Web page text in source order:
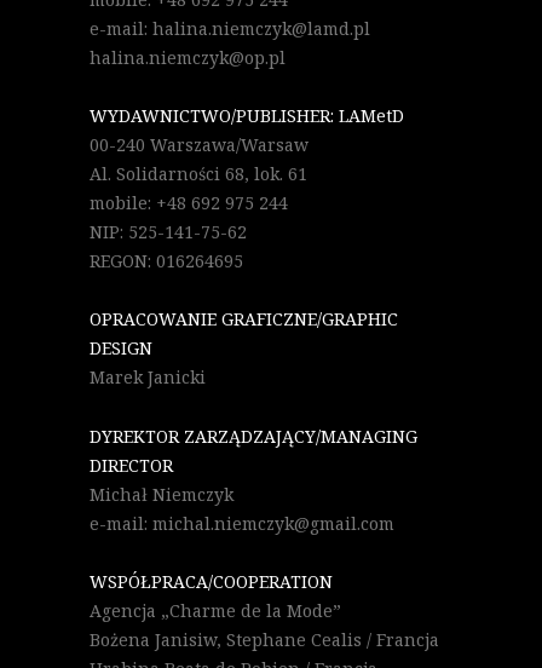
e-mail: halina.niemczyk@lamd.pl
halina.niemczyk@op.pl
WYDAWNICTWO/PUBLISHER: LAMetD
00-240 Warszawa/Warsaw
Al. Solidarności 68, lok. 61
mobile: +48 692 975 244
NIP: 525-141-75-62
REGON: 016264695
OPRACOWANIE GRAFICZNE/GRAPHIC
DESIGN
Marek Janicki
DYREKTOR ZARZĄDZAJĄCY/MANAGING
DIRECTOR
Michał Niemczyk
e-mail: michal.niemczyk@gmail.com
WSPÓŁPRACA/COOPERATION
Agencja „Charme de la Mode”
Bożena Janisiw, Stephane Cealis / Francja